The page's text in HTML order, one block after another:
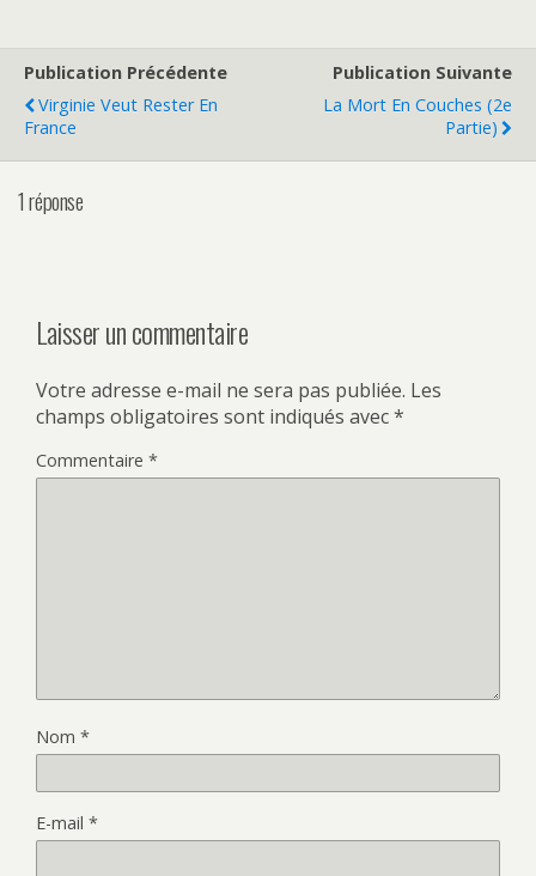
Publication Précédente
Virginie Veut Rester En
France
Publication Suivante
La Mort En Couches (2e
Partie)
1 réponse
Laisser un commentaire
Votre adresse e-mail ne sera pas publiée. Les
champs obligatoires sont indiqués avec*
Commentaire *
Nom *
E-mail *